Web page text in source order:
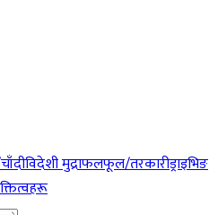
विदेशी मुद्राफलफूल/तरकारीड्राइभिङ